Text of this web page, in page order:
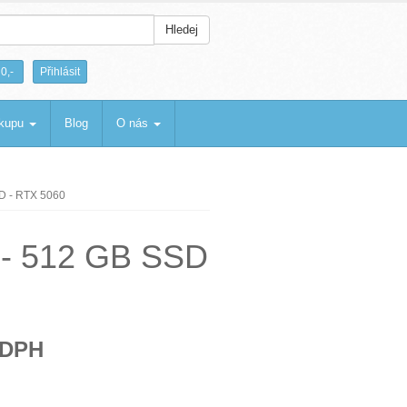
Hledej
0,- Přihlásit
Blog O nás
- RTX 5060
512 GB SSD